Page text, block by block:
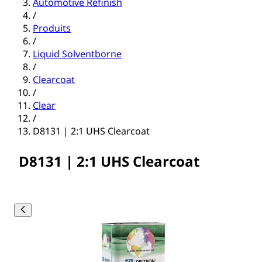
/
Produits
/
Liquid Solventborne
/
Clearcoat
/
Clear
/
D8131 | 2:1 UHS Clearcoat
D8131 | 2:1 UHS Clearcoat